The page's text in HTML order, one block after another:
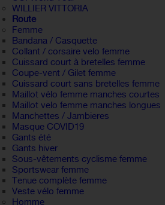
WILLIER VITTORIA
Route
Femme
Bandana / Casquette
Collant / corsaire velo femme
Cuissard court à bretelles femme
Coupe-vent / Gilet femme
Cuissard court sans bretelles femme
Maillot vélo femme manches courtes
Maillot velo femme manches longues
Manchettes / Jambieres
Masque COVID19
Gants été
Gants hiver
Sous-vêtements cyclisme femme
Sportswear femme
Tenue complète femme
Veste vélo femme
Homme